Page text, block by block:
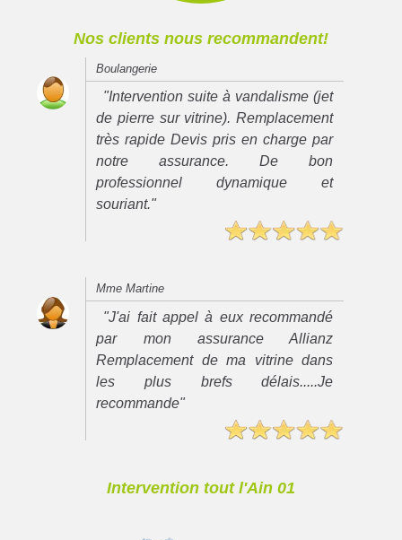
Nos clients nous recommandent!
Boulangerie
"Intervention suite à vandalisme (jet
de pierre sur vitrine). Remplacement
très rapide Devis pris en charge par
notre assurance. De bon
professionnel dynamique et
souriant."
Mme Martine
"J'ai fait appel à eux recommandé
par mon assurance Allianz
Remplacement de ma vitrine dans
les plus brefs délais.....Je
recommande"
Intervention tout l'Ain 01